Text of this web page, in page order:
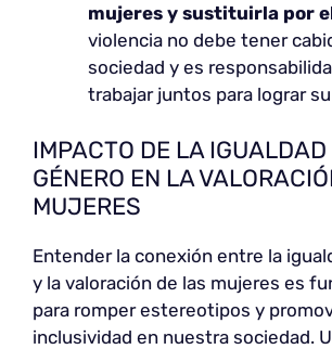
mujeres y sustituirla por
violencia no debe tener
sociedad y es
trabajar juntos para lograr
IMPACTO DE LA IGUALDAD
GÉNERO EN LA
MUJERES
Entender la conexión entre la
y la valoración de las mujeres es
para romper estereotipos y
inclusividad en nuestra sociedad.